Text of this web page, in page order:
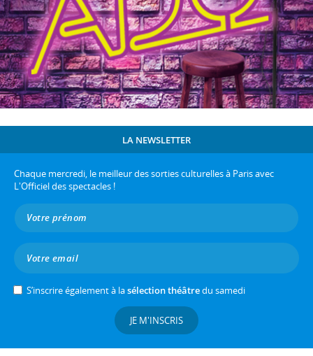
LA NEWSLETTER
Chaque mercredi, le meilleur des sorties culturelles à Paris avec
L'Officiel des spectacles !
S’inscrire également à lasélection théâtredu samedi
JE M'INSCRIS